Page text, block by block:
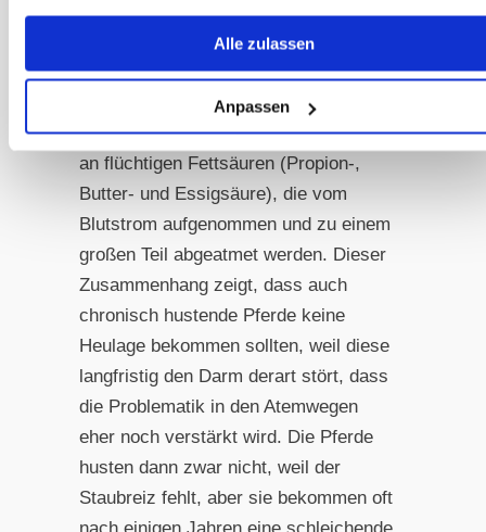
Alle zulassen
Anpassen
(Acetylcystein) vor allem über den
Fehlgärungen im Darm führen
außerdem zu einem erhöhten Gehalt
an flüchtigen Fettsäuren (Propion-,
Butter- und Essigsäure), die vom
Blutstrom aufgenommen und zu einem
großen Teil abgeatmet werden. Dieser
Zusammenhang zeigt, dass auch
chronisch hustende Pferde keine
Heulage bekommen sollten, weil diese
langfristig den Darm derart stört, dass
die Problematik in den Atemwegen
eher noch verstärkt wird. Die Pferde
husten dann zwar nicht, weil der
Staubreiz fehlt, aber sie bekommen oft